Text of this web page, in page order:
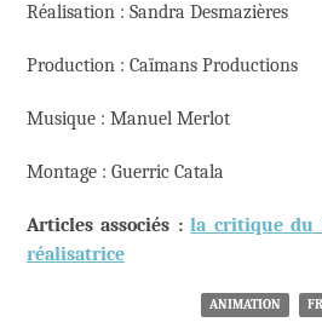
Réalisation : Sandra Desmazières
Production : Caïmans Productions
Musique : Manuel Merlot
Montage : Guerric Catala
Articles associés :la critique du
réalisatrice
ANIMATION